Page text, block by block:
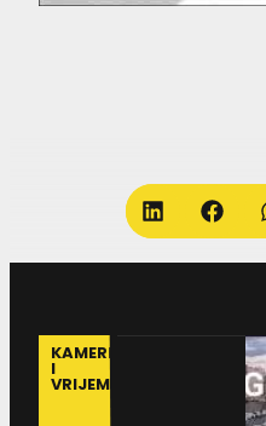
KAMERE
I
VRIJEME